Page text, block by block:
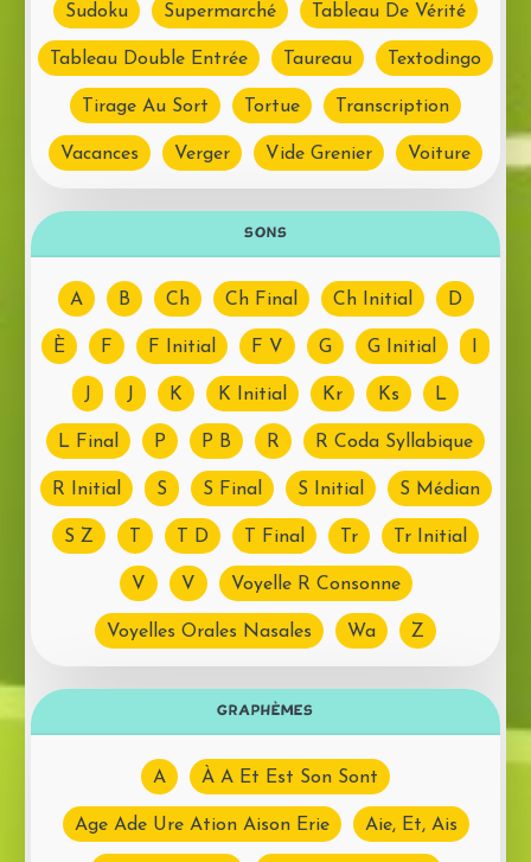
Sudoku Supermarché Tableau De Vérité
Tableau Double Entrée Taureau Textodingo
Tirage Au Sort Tortue Transcription
Vacances Verger Vide Grenier Voiture
SONS
A B Ch Ch Final Ch Initial D
È F F Initial F V G G Initial
J J K K Initial Kr Ks L
L Final P P B R R Coda Syllabique
R Initial S S Final S Initial S Médian
S Z T D T Final Tr Tr Initial
V V Voyelle R Consonne
Voyelles Orales Nasales Wa Z
GRAPHÈMES
A À A Et Est Son Sont
Age Ade Ure Ation Aison Erie Aie, Et, Ais